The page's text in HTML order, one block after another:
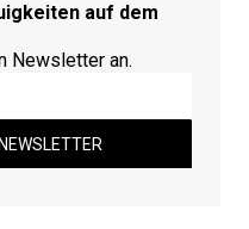
auf dem
Newsletter an.